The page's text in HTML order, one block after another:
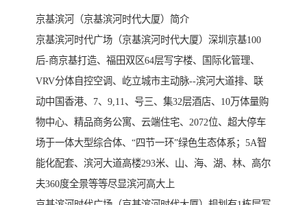
京基滨河（京基滨河时代大厦）简介
京基滨河时代广场（京基滨河时代大厦）深圳京基100
后-商京基打造、福田双区64层写字楼、国际化管理、
VRV分体自控空调、屹立城市主动脉--滨河大道排、联
动中国香港、7、9,11、号三、集32层酒店、10万体量购
物中心、精品商务公寓、云端住宅、2072位、超大停车
场于一体大型综合体、“四节一环”绿色生态体系；5A智
能化配套、滨河大道高楼293米、山、海、湖、林、高尔
夫360度全景等等尽显滨河高大上